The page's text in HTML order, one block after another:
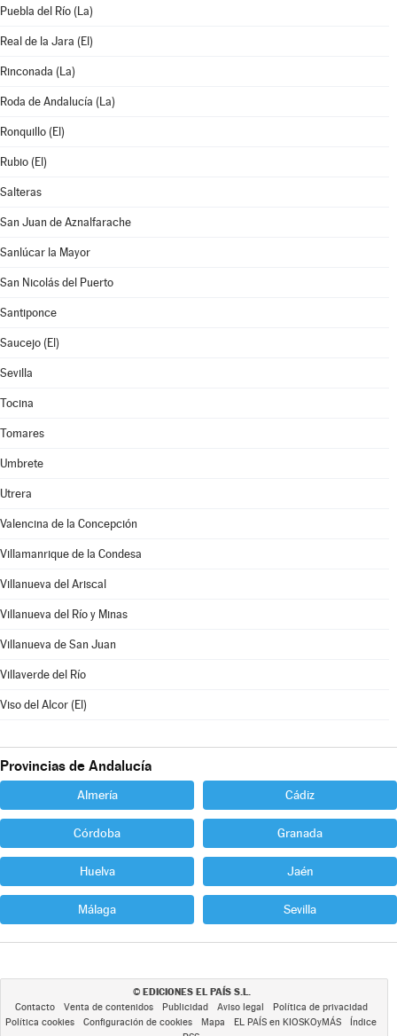
Puebla del Río (La)
Real de la Jara (El)
Rinconada (La)
Roda de Andalucía (La)
Ronquillo (El)
Rubio (El)
Salteras
San Juan de Aznalfarache
Sanlúcar la Mayor
San Nicolás del Puerto
Santiponce
Saucejo (El)
Sevilla
Tocina
Tomares
Umbrete
Utrera
Valencina de la Concepción
Villamanrique de la Condesa
Villanueva del Ariscal
Villanueva del Río y Minas
Villanueva de San Juan
Villaverde del Río
Viso del Alcor (El)
Provincias de Andalucía
Almería Cádiz
Córdoba Granada
Huelva Jaén
Málaga Sevilla
© EDICIONES EL PAÍS S.L.
Contacto Venta de contenidos Publicidad Aviso legal
Política de privacidad
Política cookies
Configuración de cookies Mapa EL PAÍS en KIOSKOyMÁS
Índice